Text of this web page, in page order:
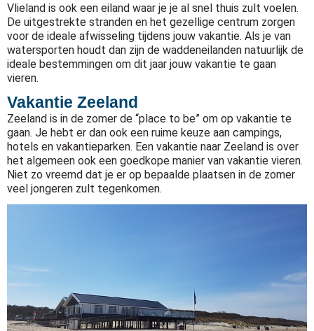
Vlieland is ook een eiland waar je je al snel thuis zult voelen.
De uitgestrekte stranden en het gezellige centrum zorgen
voor de ideale afwisseling tijdens jouw vakantie. Als je van
watersporten houdt dan zijn de waddeneilanden natuurlijk de
ideale bestemmingen om dit jaar jouw vakantie te gaan
vieren.
Vakantie Zeeland
Zeeland is in de zomer de “place to be” om op vakantie te
gaan. Je hebt er dan ook een ruime keuze aan campings,
hotels en vakantieparken. Een vakantie naar Zeeland is over
het algemeen ook een goedkope manier van vakantie vieren.
Niet zo vreemd dat je er op bepaalde plaatsen in de zomer
veel jongeren zult tegenkomen.